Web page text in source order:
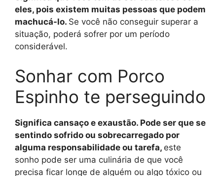
eles, pois existem muitas pessoas que podem
machucá-lo. Se você não conseguir superar a
situação, poderá sofrer por um período
considerável.
Sonhar com Porco
Espinho te perseguindo
Significa cansaço e exaustão. Pode ser que se
sentindo sofrido ou sobrecarregado por
alguma responsabilidade ou tarefa, este
sonho pode ser uma culinária de que você
precisa ficar longe de alguém ou algo tóxico ou